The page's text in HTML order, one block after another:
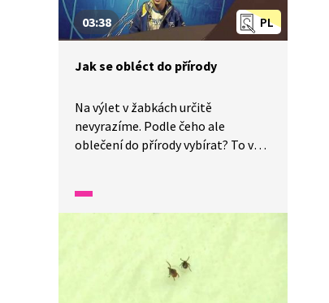
PL
03:38
Jak se obléct do přírody
Na výlet v žabkách určitě
nevyrazíme. Podle čeho ale
oblečení do přírody vybírat? To vám
vám prozradí, k čemu slouží
membrána a jaké oblečení je
i zajímavosti o tom, jak se lidé
oblékali dříve a jaká dvě hlavní